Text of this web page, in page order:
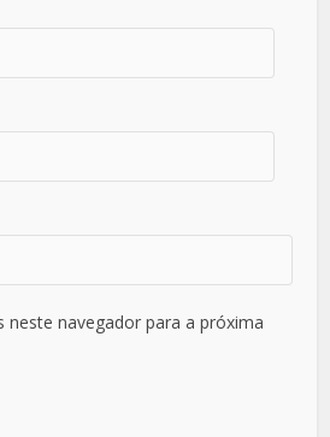
neste navegador para a próxima